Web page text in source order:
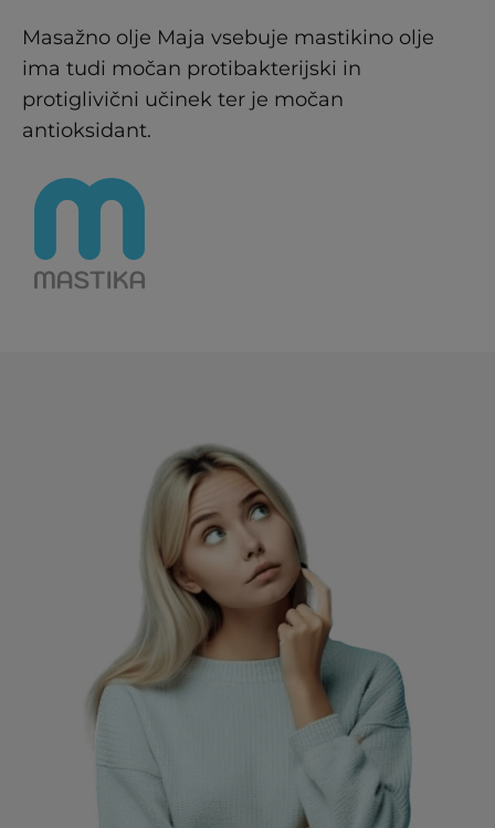
Masažno olje Maja vsebuje mastikino olje
ima tudi močan protibakterijski in
protiglivični učinek ter je močan
antioksidant.